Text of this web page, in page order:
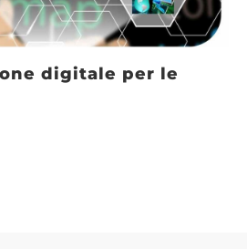
digitale per le